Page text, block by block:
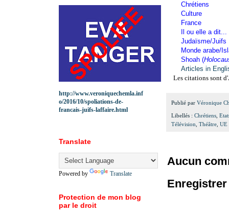
Chrétiens
Culture
France
Il ou elle a dit...
Judaïsme/Juifs
Monde arabe/
Shoah (
Articles in
Les citations sont
Publié par Véronique
Libellés : Chrétiens
Télévision Théâtre UE
Aucun
http://www.veroniquechemla.inf
o/2016/10/spoliations-de-
francais-juifs-laffaire.html
Translate
Powered by Translate
Protection de mon blog
par le droit